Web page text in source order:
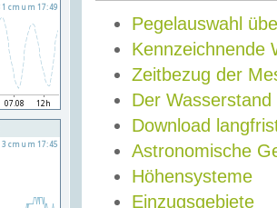
Pegelauswahl
Kennzeichnende
Zeitbezug der
Der Wasserstand
Download
Astronomische
Höhensysteme
Einzugsgebiete